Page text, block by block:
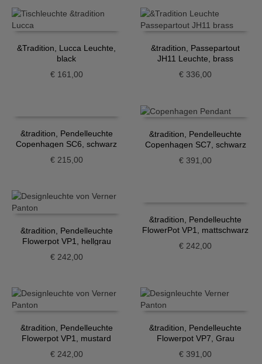
€ 188,00€ 159,80.
&Tradition, Lucca Leuchte,
black
€161,00
&tradition, Passepartout
JH11 Leuchte, brass
€ 336,00
&tradition, Pendelleuchte
Copenhagen SC6, schwarz
€215,00
&tradition, Pendelleuchte
Copenhagen SC7, schwarz
€ 391,00
&tradition, Pendelleuchte
Flowerpot VP1, hellgrau
€242,00
&tradition, Pendelleuchte
FlowerPot VP1, mattschwarz
€ 242,00
&tradition, Pendelleuchte
Flowerpot VP1, mustard
€242,00
&tradition, Pendelleuchte
Flowerpot VP7, Grau
€ 391,00